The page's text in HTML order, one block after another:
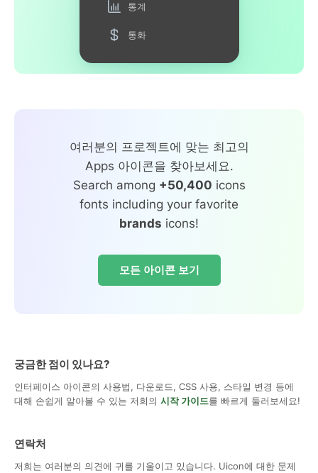
통계
통화
여러분의 프로젝트에 맞는 최고의
Apps 아이콘을 찾아보세요.
Search among +50,400 icons
fonts including your favorite
brands icons!
모든 아이콘 보기
궁금한 점이 있나요?
인터페이스 아이콘의 사용법, 다운로드, CSS 사용, 스타일 변경 등에
대해 손쉽게 알아볼 수 있는 저희의 시작 가이드를 빠르게 둘러보세요!
연락처
저희는 여러분의 의견에 귀를 기울이고 있습니다. Uicon에 대한 문제